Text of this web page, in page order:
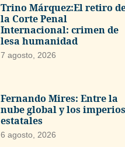
Trino Márquez:El retiro
la Corte Penal
Internacional: crimen de
lesa humanidad
7 agosto, 2026
Fernando Mires: Entre la
nube global y los imperios
estatales
6 agosto, 2026